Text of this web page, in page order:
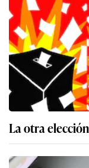
La otra elección